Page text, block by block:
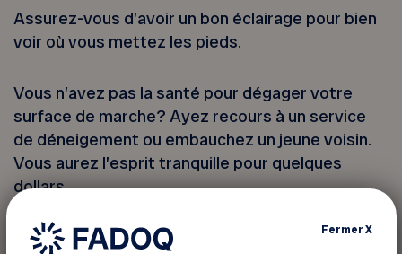
Assurez-vous d’avoir un bon éclairage pour bien
voir où vous mettez les pieds.
Vous n’avez pas la santé pour dégager votre
surface de marche? Ayez recours à un service
de déneigement ou embauchez un jeune voisin.
Vous aurez l’esprit tranquille pour quelques
dollars.
2. Bien se chausser FermerX